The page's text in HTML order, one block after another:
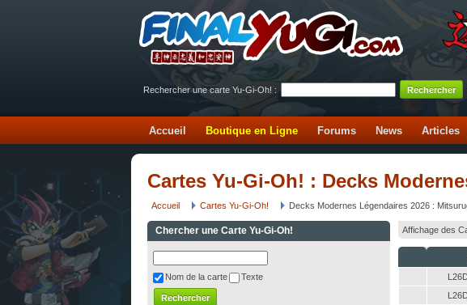
Rechercher une carte Yu-Gi-Oh! :
Accueil Boutique en Ligne Forums News Articles
Cartes Yu-Gi-Oh! : Decks
Accueil Cartes Yu-Gi-Oh! Decks Modernes Légendaires 2026 :
Chercher une Carte Yu-Gi-Oh!
Nom de la carte Texte
Affichage des